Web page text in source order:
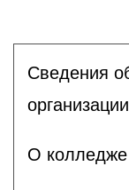
Сведения
организации
О колледже